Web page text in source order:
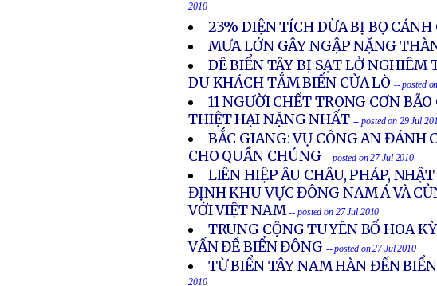
2010
23% DIỆN TÍCH DỪA BỊ BỌ
MƯA LỚN GÂY NGẬP NẶNG
ÐÊ BIỂN TÂY BỊ SẠT LỞ NGHIÊM
DU KHÁCH TẮM BIỂN CỬA LÒ -- posted
11 NGƯỜI CHẾT TRONG CƠN
THIỆT HẠI NẶNG NHẤT -- posted on 29 Jul
BẮC GIANG: VỤ CÔNG AN ĐÁNH
CHO QUẦN CHÚNG -- posted on 27 Jul 2010
LIÊN HIỆP ÂU CHÂU, PHÁP,
ĐỊNH KHU VỰC ĐÔNG NAM Á VÀ
VỚI VIỆT NAM -- posted on 27 Jul 2010
TRUNG CỘNG TUYÊN BỐ HOA
VẤN ĐỀ BIỂN ĐÔNG -- posted on 27 Jul 2010
TỪ BIỂN TÂY NAM HÀN ĐẾN